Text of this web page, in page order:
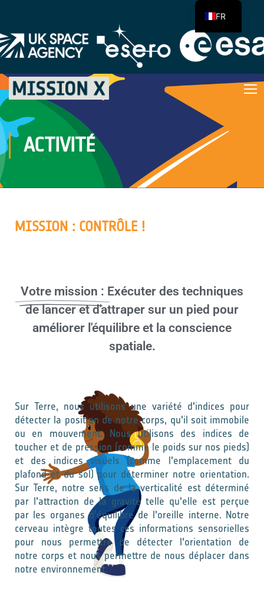
ACTIVITÉ
MISSION : CONTRÔLE !
Votre mission : Exécuter des techniques
de lancer et d'attraper sur un pied pour
améliorer l'équilibre et la conscience
spatiale.
Sur Terre, nous utilisons une variété d'indices pour
détecter la position de notre corps, qu'il soit immobile
ou en mouvement. Nous utilisons des indices de
toucher et de pression (comme le poids sur nos pieds)
et des indices visuels (comme l'emplacement du
plafond et du sol) pour déterminer notre orientation.
Sur Terre, notre sens de la verticalité est déterminé
par l'attraction de la gravité telle qu'elle est perçue
par les organes d'équilibre de l'oreille interne. Notre
cerveau intègre toutes ces informations sensorielles
pour nous permettre de détecter l'orientation de
notre corps et nous permettre de nous déplacer dans
notre environnement.
FR